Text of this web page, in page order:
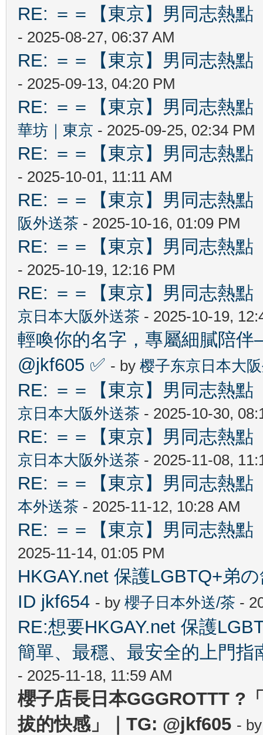
RE: ＝＝【東京】男同志熱
- 2025-08-27, 06:37 AM
RE: ＝＝【東京】男同志熱
- 2025-09-13, 04:20 PM
RE: ＝＝【東京】男同志熱
華坊｜東京 - 2025-09-25, 02:34 PM
RE: ＝＝【東京】男同志熱
- 2025-10-01, 11:11 AM
RE: ＝＝【東京】男同志熱
阪外送茶 - 2025-10-16, 01:09 PM
RE: ＝＝【東京】男同志熱
- 2025-10-19, 12:16 PM
RE: ＝＝【東京】男同志熱
京日本大阪外送茶 - 2025-10-19,
輕喚你的名字，專屬細膩陪
@jkf605 ✅ - by 樱子东京日本大
RE: ＝＝【東京】男同志熱
京日本大阪外送茶 - 2025-10-30,
RE: ＝＝【東京】男同志熱
京日本大阪外送茶 - 2025-11-08,
RE: ＝＝【東京】男同志熱
本外送茶 - 2025-11-12, 10:28 AM
RE: ＝＝【東京】男同志熱
2025-11-14, 01:05 PM
HKGAY.net 保護LGBTQ+弟
ID jkf654 - by 櫻子日本外送/茶 -
RE:想要HKGAY.net 保護
簡單、最穩、最安全的上門指
- 2025-11-18, 11:59 AM
櫻子店長日本GGGROTTT ?
拔的快感」｜TG: @jkf605 -